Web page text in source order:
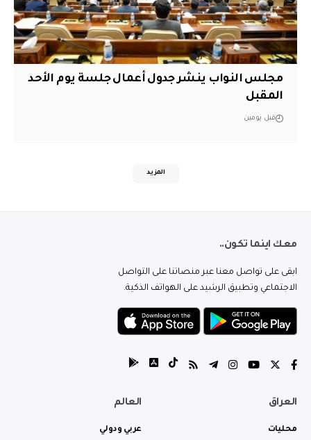
مجلس النواب ينشر جدول أعمال جلسة يوم الأحد
المقبل
قبل يومين
المزيد
معك اينما تكون..
ابقى على تواصل معنا عبر منصاتنا على التواصل
الاجتماعي وتطبيق الرشيد على الهواتف الذكية.
العراق
محليات
العالم
عربي ودولي